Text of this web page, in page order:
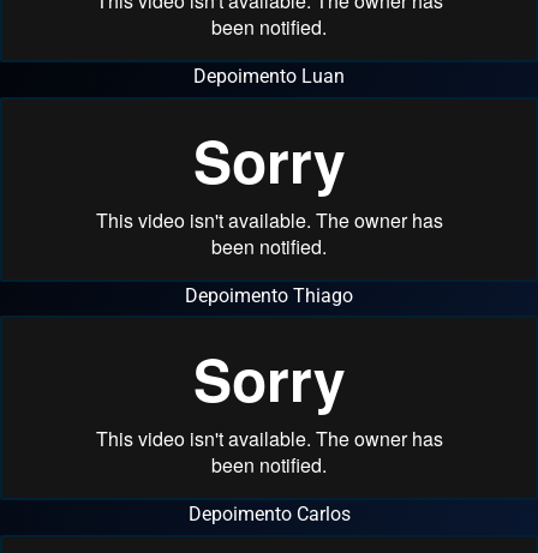
Depoimento Luan
Depoimento Thiago
Depoimento Carlos